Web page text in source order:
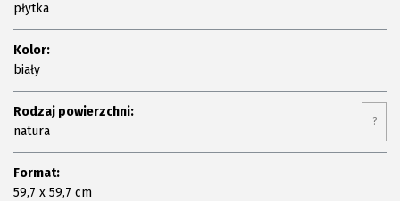
płytka
Kolor:
biały
Rodzaj powierzchni:
natura
?
Format:
59,7 x 59,7 cm